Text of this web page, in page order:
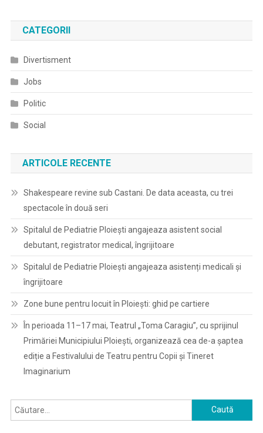
CATEGORII
Divertisment
Jobs
Politic
Social
ARTICOLE RECENTE
Shakespeare revine sub Castani. De data aceasta, cu trei
spectacole în două seri
Spitalul de Pediatrie Ploieşti angajeaza asistent social
debutant, registrator medical, îngrijitoare
Spitalul de Pediatrie Ploieşti angajeaza asistenți medicali și
îngrijitoare
Zone bune pentru locuit în Ploiești: ghid pe cartiere
În perioada 11–17 mai, Teatrul „Toma Caragiu”, cu sprijinul
Primăriei Municipiului Ploiești, organizează cea de-a șaptea
ediție a Festivalului de Teatru pentru Copii și Tineret
Imaginarium
Caută
după: